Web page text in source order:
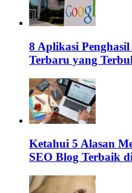
8 Aplikasi
Terbaru yang
Ketahui 5 Alasan
SEO Blog Terbaik